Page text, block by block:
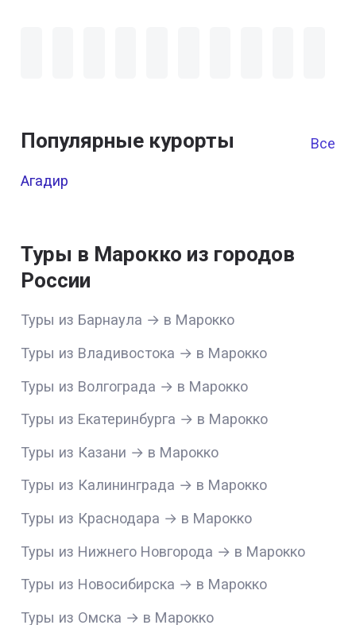
Популярные курорты Все
Агадир
Туры в Марокко из городов
России
Туры из Барнаула → в Марокко
Туры из Владивостока → в Марокко
Туры из Волгограда → в Марокко
Туры из Екатеринбурга → в Марокко
Туры из Казани → в Марокко
Туры из Калининграда → в Марокко
Туры из Краснодара → в Марокко
Туры из Нижнего Новгорода → в Марокко
Туры из Новосибирска → в Марокко
Туры из Омска → в Марокко